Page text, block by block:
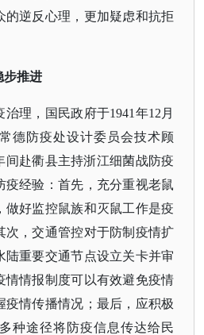
的逆反心理，更加疑虑和抗拒
步推进
治理，国民政府于1941年12月
德防疫处设计委员会技术顾
间赴衢县主持浙江细菌战防疫
疫经验：首先，充分重视老鼠
做好监控鼠族和灭鼠工作是疫
次，交通管控对于防制疫情扩
陆重要交通节点设立关卡并审
情情报制度可以有效避免疫情
疫情传播情况；最后，应积极
种途径将防疫信息传达给民